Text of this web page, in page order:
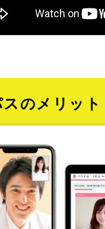
のメリット